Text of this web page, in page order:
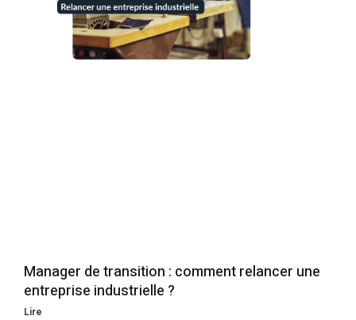
Manager de transition : comment relancer une
entreprise industrielle ?
Lire